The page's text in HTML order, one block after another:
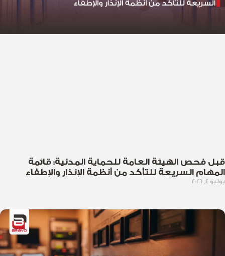
قبل فحص الهيئة العامة للحماية المدنية: قائمة
المهام السريعة للتأكد من أنظمة الإنذار والإطفاء
يوليو 4, 2026